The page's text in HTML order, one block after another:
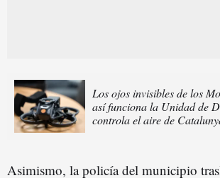
Los ojos invisibles de los
así funciona la Unidad de
controla el aire de
Asimismo, la policía del municipio